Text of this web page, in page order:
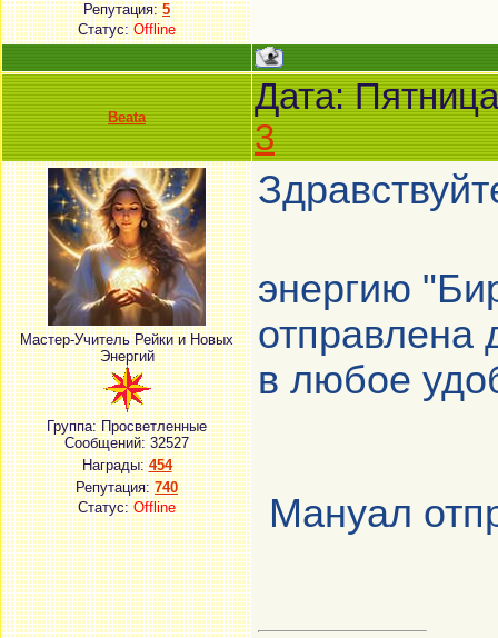
Репутация:5
Статус:Offline
Beata
Дата:
3
Мастер-Учитель Рейки и Новых
Энергий
Группа: Просветленные
Сообщений:32527
Награды:454
Репутация:740
Статус:Offline
энергию
отправлена
в любое
Мануал